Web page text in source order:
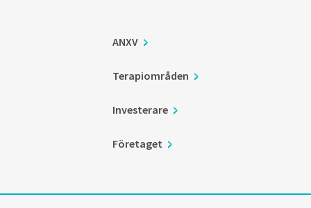
ANXV
Terapiområden
Investerare
Företaget